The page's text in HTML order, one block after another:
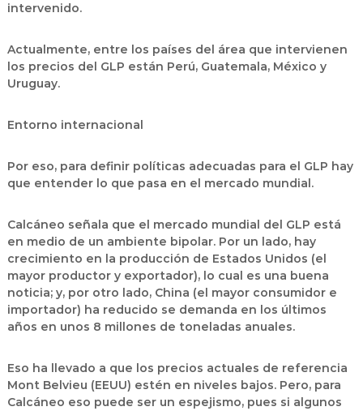
intervenido.
Actualmente, entre los países del área que intervienen
los precios del GLP están Perú, Guatemala, México y
Uruguay.
Entorno internacional
Por eso, para definir políticas adecuadas para el GLP hay
que entender lo que pasa en el mercado mundial.
Calcáneo señala que el mercado mundial del GLP está
en medio de un ambiente bipolar. Por un lado, hay
crecimiento en la producción de Estados Unidos (el
mayor productor y exportador), lo cual es una buena
noticia; y, por otro lado, China (el mayor consumidor e
importador) ha reducido se demanda en los últimos
años en unos 8 millones de toneladas anuales.
Eso ha llevado a que los precios actuales de referencia
Mont Belvieu (EEUU) estén en niveles bajos. Pero, para
Calcáneo eso puede ser un espejismo, pues si algunos